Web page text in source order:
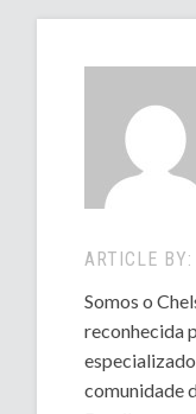
ARTICLE
Somos o
reconhecida
comunidade